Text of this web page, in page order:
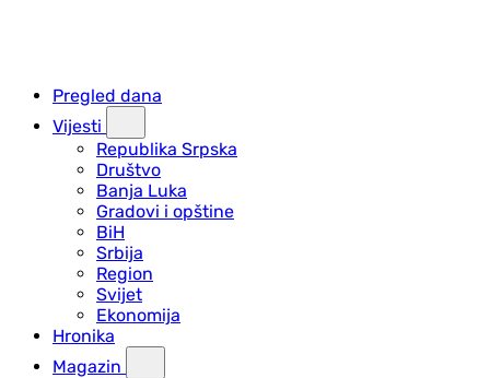
Pregled dana
Vijesti
Republika Srpska
Društvo
Banja Luka
Gradovi i opštine
BiH
Srbija
Region
Svijet
Ekonomija
Hronika
Magazin